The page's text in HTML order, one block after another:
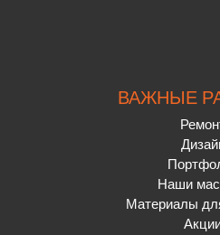
ВАЖНЫЕ
Наши
Материалы